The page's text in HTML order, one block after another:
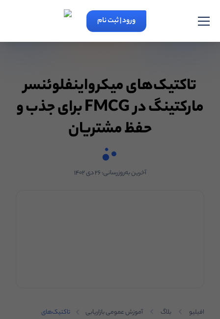
ورود | ثبت نام
تاکتیک‌های میکرواینفلوئنسر
مارکتینگ در FMCG برای جذب و
حفظ مشتریان
آخرین به‌روزرسانی:۲۶ دی ۱۴۰۲
افیلیو بلاگ آموزش عمومی بازاریابی
تاکتیک‌های